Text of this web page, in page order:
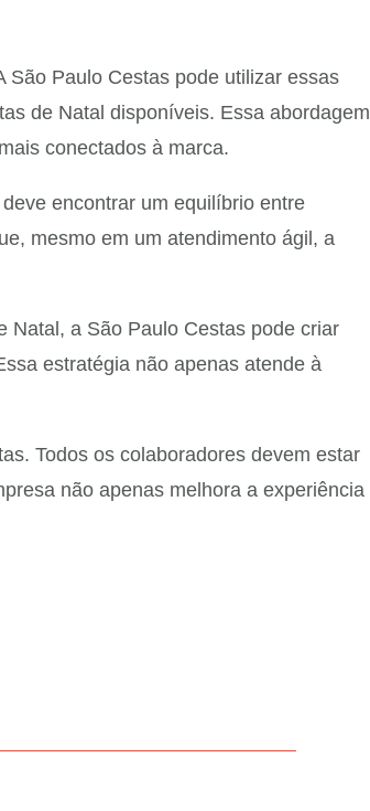
São Paulo Cestas pode utilizar essas
de Natal disponíveis. Essa abordagem
conectados à marca.
encontrar um equilíbrio entre
mesmo em um atendimento ágil, a
Natal, a São Paulo Cestas pode criar
estratégia não apenas atende à
Todos os colaboradores devem estar
não apenas melhora a experiência